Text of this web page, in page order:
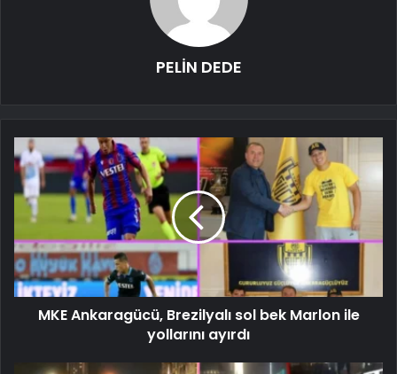
PELİN DEDE
MKE Ankaragücü, Brezilyalı sol bek Marlon ile
yollarını ayırdı